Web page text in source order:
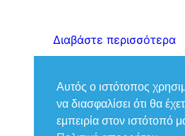
Διαβάστε περισσότερα
Αυτός ο ιστότοπος
να διασφαλίσει ότι θα
εμπειρία στον ιστότοπό